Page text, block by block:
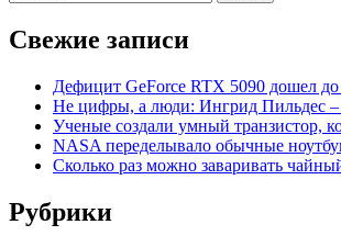
Свежие записи
Дефицит GeForce RTX 5090 дошел до
Не цифры, а люди: Ингрид Пильдес –
Ученые создали умный транзистор,
NASA переделывало обычные
Сколько раз можно заваривать
Рубрики